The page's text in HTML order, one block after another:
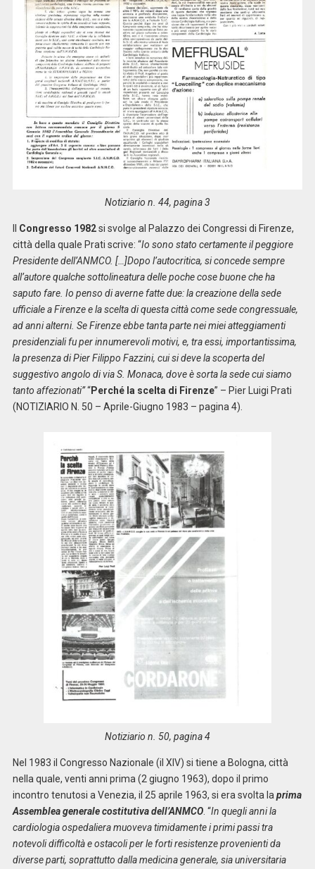
Notiziario n. 44, pagina 3
Congresso 1982si svolge al Palazzo dei Congressi di Firenze,
città della quale Prati scrive: “Io sono stato certamente il peggiore
Presidente dell’ANMCO. […]Dopo l’autocritica, si concede sempre
all’autore qualche sottolineatura delle poche cose buone che ha
saputo fare. Io penso di averne fatte due: la creazione della sede
ufficiale a Firenze e la scelta di questa città come sede congressuale,
ad anni alterni. Se Firenze ebbe tanta parte nei miei atteggiamenti
presidenziali fu per innumerevoli motivi, e, tra essi, importantissima,
la presenza di Pier Filippo Fazzini, cui si deve la scoperta del
suggestivo angolo di via S. Monaca, dove è sorta la sede cui siamo
tanto affezionati”“Perché la scelta di Firenze” – Pier Luigi Prati
(NOTIZIARIO N. 50 – Aprile-Giugno 1983 – pagina 4).
Notiziario n. 50, pagina 4
Nel 1983 il Congresso Nazionale (il XIV) si tiene a Bologna, città
nella quale, venti anni prima (2 giugno 1963), dopo il primo
incontro tenutosi a Venezia, il 25 aprile 1963, si era svolta la prima
Assemblea generale costitutiva dell’ANMCO. “In quegli anni la
cardiologia ospedaliera muoveva timidamente i primi passi tra
notevoli difficoltà e ostacoli per le forti resistenze provenienti da
diverse parti, soprattutto dalla medicina generale, sia universitaria